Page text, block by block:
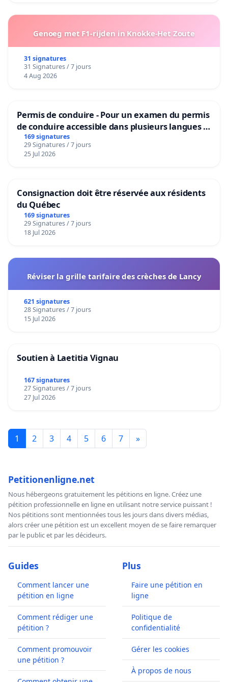
Genoeg met F1-rijden in Knokke-Het Zoute
31 signatures
31 Signatures / 7 jours
4 Aug 2026
Permis de conduire - Pour un examen du permis
de conduire accessible dans plusieurs langues à
Bruxelles
169 signatures
29 Signatures / 7 jours
25 Jul 2026
Consignaction doit être réservée aux résidents
du Québec
169 signatures
29 Signatures / 7 jours
18 Jul 2026
Réviser la grille tarifaire des crèches de Lancy
621 signatures
28 Signatures / 7 jours
15 Jul 2026
Soutien à Laetitia Vignau
167 signatures
27 Signatures / 7 jours
27 Jul 2026
1 2 3 4 5 6 7 »
Petitionenligne.net
Nous hébergeons gratuitement les pétitions en ligne. Créez une
pétition professionnelle en ligne en utilisant notre service puissant !
Nos pétitions sont mentionnées tous les jours dans divers médias,
alors créer une pétition est un excellent moyen de se faire remarquer
par le public et par les décideurs.
Guides
Comment lancer une
pétition en ligne
Comment rédiger une
pétition ?
Comment promouvoir
une pétition ?
Plus
Faire une pétition en
ligne
Politique de
confidentialité
Gérer les cookies
À propos de nous